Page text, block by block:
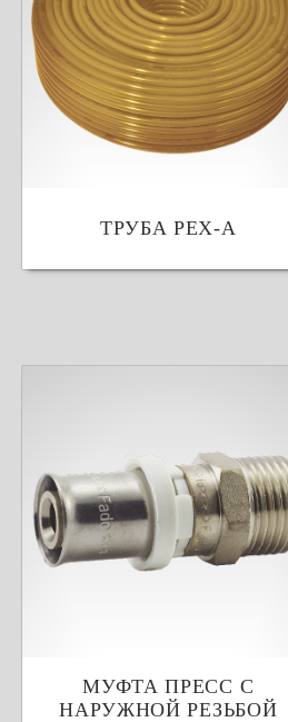
ТРУБА PEX-A
МУФТА ПРЕСС С
НАРУЖНОЙ РЕЗЬБОЙ